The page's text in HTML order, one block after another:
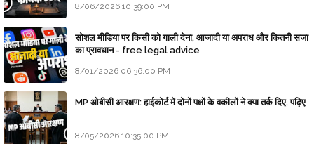
8/06/2026 10:39:00 PM
सोशल मीडिया पर किसी को गाली देना, आजादी या अपराध और कितनी सजा
का प्रावधान - free legal advice
8/01/2026 06:36:00 PM
MP ओबीसी आरक्षण: हाईकोर्ट में दोनों पक्षों के वकीलों ने क्या तर्क दिए, पढ़िए
8/05/2026 10:35:00 PM